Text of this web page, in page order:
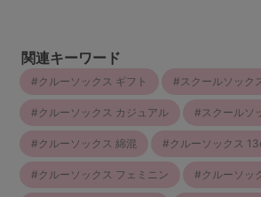
関連キーワード
クルーソックス ギフト スクールソック
クルーソックス カジュアル スクールソ
クルーソックス 綿混 クルーソックス
クルーソックス フェミニン クルーソッ